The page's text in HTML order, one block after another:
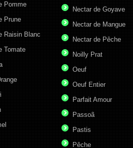
Pomme
Prune
Raisin Blanc
Tomate
Nectar de Goyave
Nectar de Mangue
Nectar de Pêche
Noilly Prat
Oeuf
Oeuf Entier
Parfait Amour
Passoã
Pastis
Pêche